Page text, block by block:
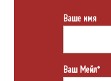
Ваше имя
Ваш Мейл*